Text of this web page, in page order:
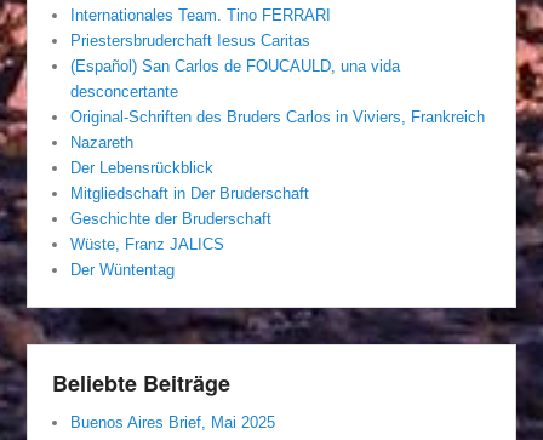
Internationales Team. Tino FERRARI
Priestersbruderchaft Iesus Caritas
(Español) San Carlos de FOUCAULD, una vida
desconcertante
Original-Schriften des Bruders Carlos in Viviers, Frankreich
Nazareth
Der Lebensrückblick
Mitgliedschaft in Der Bruderschaft
Geschichte der Bruderschaft
Wüste, Franz JALICS
Der Wüntentag
Beliebte Beiträge
Buenos Aires Brief, Mai 2025